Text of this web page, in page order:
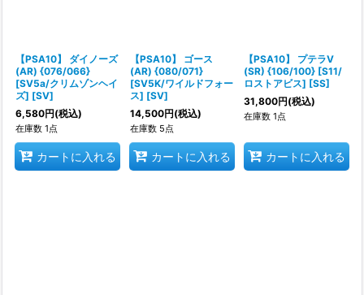
【PSA10】 ダイノーズ
(AR) {076/066}
[SV5a/クリムゾンヘイ
ズ] [SV]
6,580円(税込)
在庫数 1点
カートに入れる
【PSA10】 ゴース
(AR) {080/071}
[SV5K/ワイルドフォー
ス] [SV]
14,500円(税込)
在庫数 5点
カートに入れる
【PSA10】 プテラV
(SR) {106/100} [S11/
ロストアビス] [SS]
31,800円(税込)
在庫数 1点
カートに入れる